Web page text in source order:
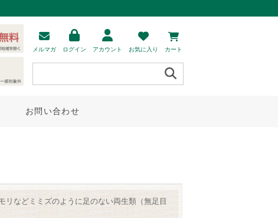
メルマガ ログイン アカウント お気に入り カート
お問い合わせ
などミミズのように足のない両生類（無足目